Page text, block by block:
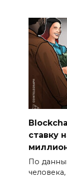
ставку
По